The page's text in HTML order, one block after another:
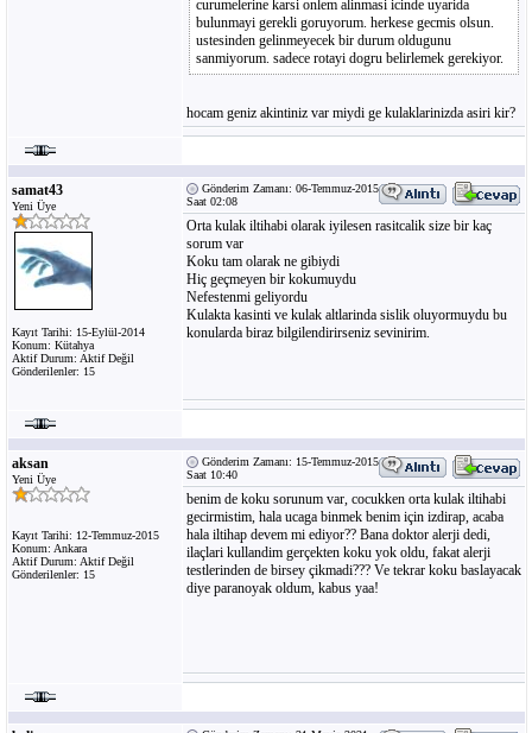
curumelerine karsi onlem alinmasi icinde uyarida
bulunmayi gerekli goruyorum. herkese gecmis olsun.
ustesinden gelinmeyecek bir durum oldugunu
sanmiyorum. sadece rotayi dogru belirlemek gerekiyor.
hocam geniz akintiniz var miydi ge kulaklarinizda asiri kir?
samat43
Yeni Üye
Kayıt Tarihi: 15-Eylül-2014
Konum: Kütahya
Aktif Durum: Aktif Değil
Gönderilenler: 15
Gönderim Zamanı: 06-Temmuz-2015
Saat 02:08
Orta kulak iltihabi olarak iyilesen rasitcalik size bir kaç
sorum var
Koku tam olarak ne gibiydi
Hiç geçmeyen bir kokumuydu
Nefestenmi geliyordu
Kulakta kasinti ve kulak altlarinda sislik oluyormuydu bu
konularda biraz bilgilendirirseniz sevinirim.
aksan
Yeni Üye
Kayıt Tarihi: 12-Temmuz-2015
Konum: Ankara
Aktif Durum: Aktif Değil
Gönderilenler: 15
Gönderim Zamanı: 15-Temmuz-2015
Saat 10:40
benim de koku sorunum var, cocukken orta kulak iltihabi
gecirmistim, hala ucaga binmek benim için izdirap, acaba
hala iltihap devem mi ediyor?? Bana doktor alerji dedi,
ilaçlari kullandim gerçekten koku yok oldu, fakat alerji
testlerinden de birsey çikmadi??? Ve tekrar koku baslayacak
diye paranoyak oldum, kabus yaa!